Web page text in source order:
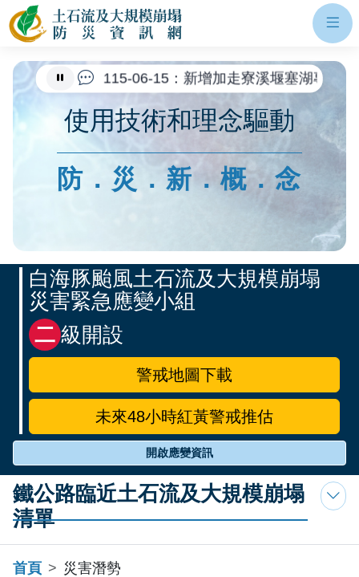
網站主選單
土石流及大規模崩塌防災資訊網
開
115-06-15：新增加走寮溪堰塞湖專區
115-04-14：公告二次災害高風險區調
115-02-09：因應桃園市龜山區文青里
114-10-16：公告114年優質自主防災
114-10-03：更新二次災害高風險區42
使用技術和理念驅動
防．災．新．概．念
應變開設專區
白海豚颱風土石流及大規模崩塌
災害緊急應變小組
二 級開設
警戒地圖下載
未來48小時紅黃警戒推估
開啟應變資訊
鐵公路臨近土石流及大規模崩塌
清單
首頁
災害潛勢